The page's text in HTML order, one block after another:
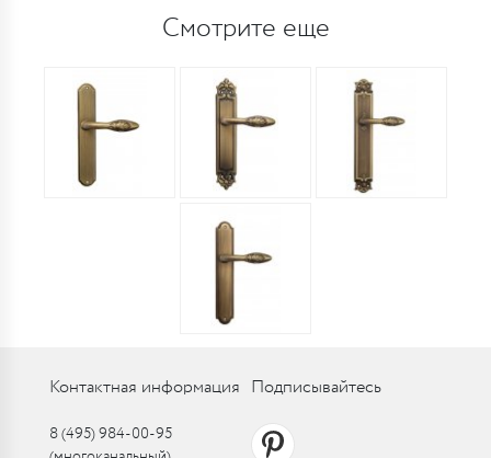
Смотрите еще
Контактная информация
8 (495) 984-00-95
Подписывайтесь